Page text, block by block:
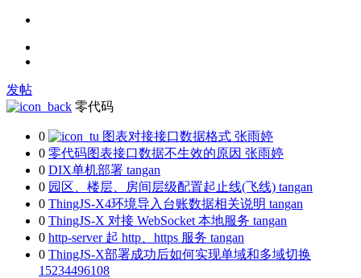
发帖
零代码
0 图表对接接口数据格式 张雨婷
0 零代码图表接口数据不生效的原因 张雨婷
0 DIX单机部署 tangan
0 园区、楼层、房间层级配置起止线(飞线) tangan
0 ThingJS-X4环境导入台账数据相关说明 tangan
0 ThingJS-X 对接 WebSocket 本地服务 tangan
0 http-server 起 http、https 服务 tangan
0 ThingJS-X部署成功后如何实现单域和多域切换
15234496108